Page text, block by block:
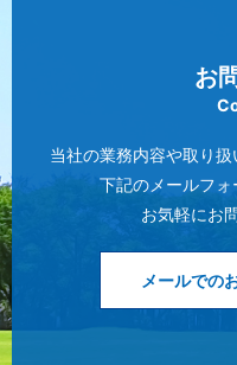
お
当社の業務内容や取り
下記のメールフォ
お気軽にお
メールでの